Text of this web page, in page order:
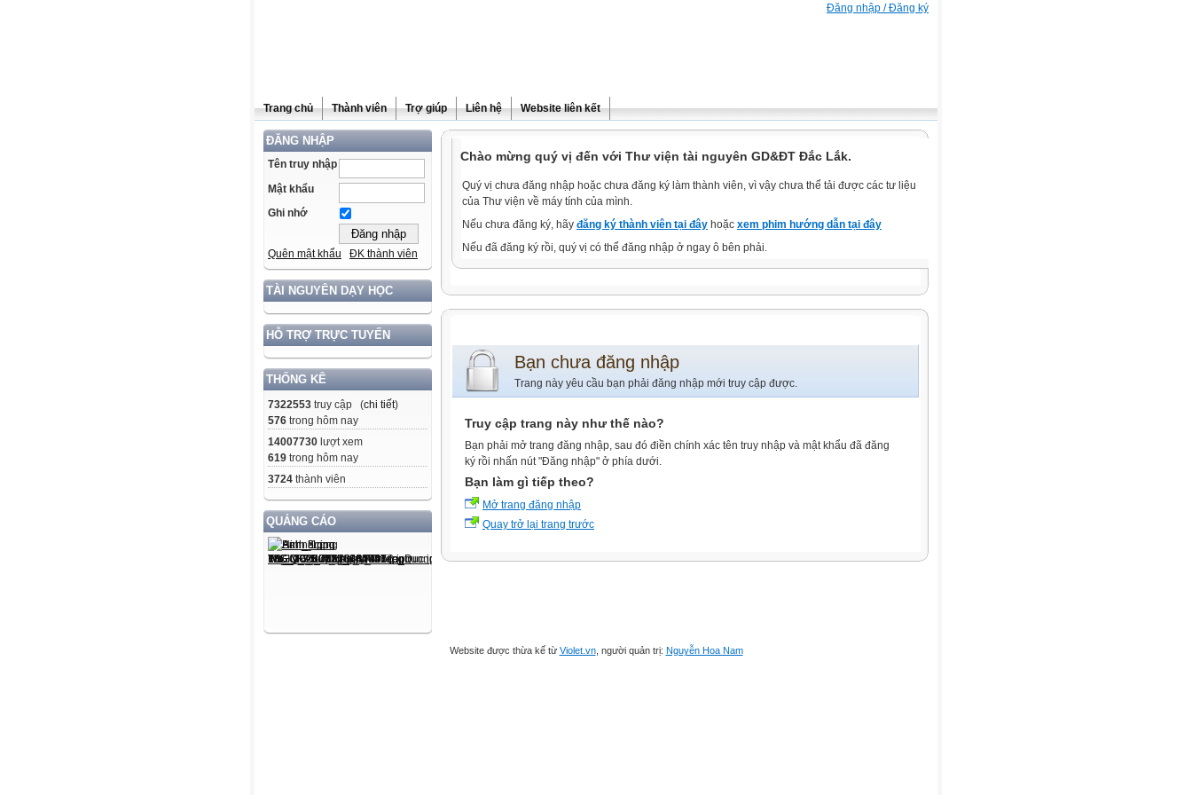
Đăng nhập / Đăng ký
Trang chủ Thành viên Trợ giúp Liên hệ Website liên kết
ĐĂNG NHẬP
Tên truy nhập
Mật khẩu
Ghi nhớ
Quên mật khẩu ĐK thành viên
TÀI NGUYÊN DẠY HỌC
HỖ TRỢ TRỰC TUYẾN
THỐNG KÊ
7322553 truy cập (chi tiết)
576 trong hôm nay
14007730 lượt xem
619 trong hôm nay
3724 thành viên
QUẢNG CÁO
Chào mừng quý vị đến với Thư viện tài nguyên GD&ĐT Đắc Lắk.
Quý vị chưa đăng nhập hoặc chưa đăng ký làm thành viên, vì vậy chưa thể tải được các tư liệu
của Thư viện về máy tính của mình.
Nếu chưa đăng ký, hãy đăng ký thành viên tại đây hoặc xem phim hướng dẫn tại đây
Nếu đã đăng ký rồi, quý vị có thể đăng nhập ở ngay ô bên phải.
Bạn chưa đăng nhập
Trang này yêu cầu bạn phải đăng nhập mới truy cập được.
Truy cập trang này như thế nào?
Bạn phải mở trang đăng nhập, sau đó điền chính xác tên truy nhập và mật khẩu đã đăng
ký rồi nhấn nút "Đăng nhập" ở phía dưới.
Bạn làm gì tiếp theo?
Mở trang đăng nhập
Quay trở lại trang trước
Website được thừa kế từ Violet.vn, người quản trị: Nguyễn Hoa Nam